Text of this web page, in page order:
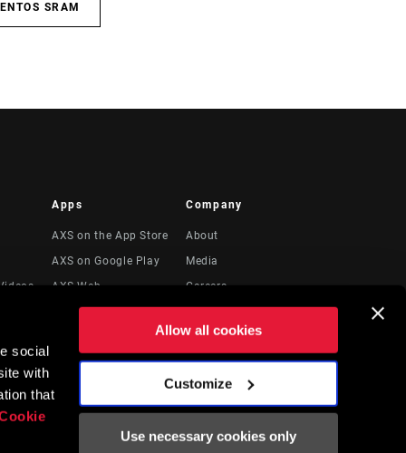
social
with
that
Allow all cookies
Customize
Use necessary cookies only
SRAM
Apps
AXS on the App Store
AXS on Google Play
AXS Web
Company
About
Media
Careers
Locations
Recursos Legales